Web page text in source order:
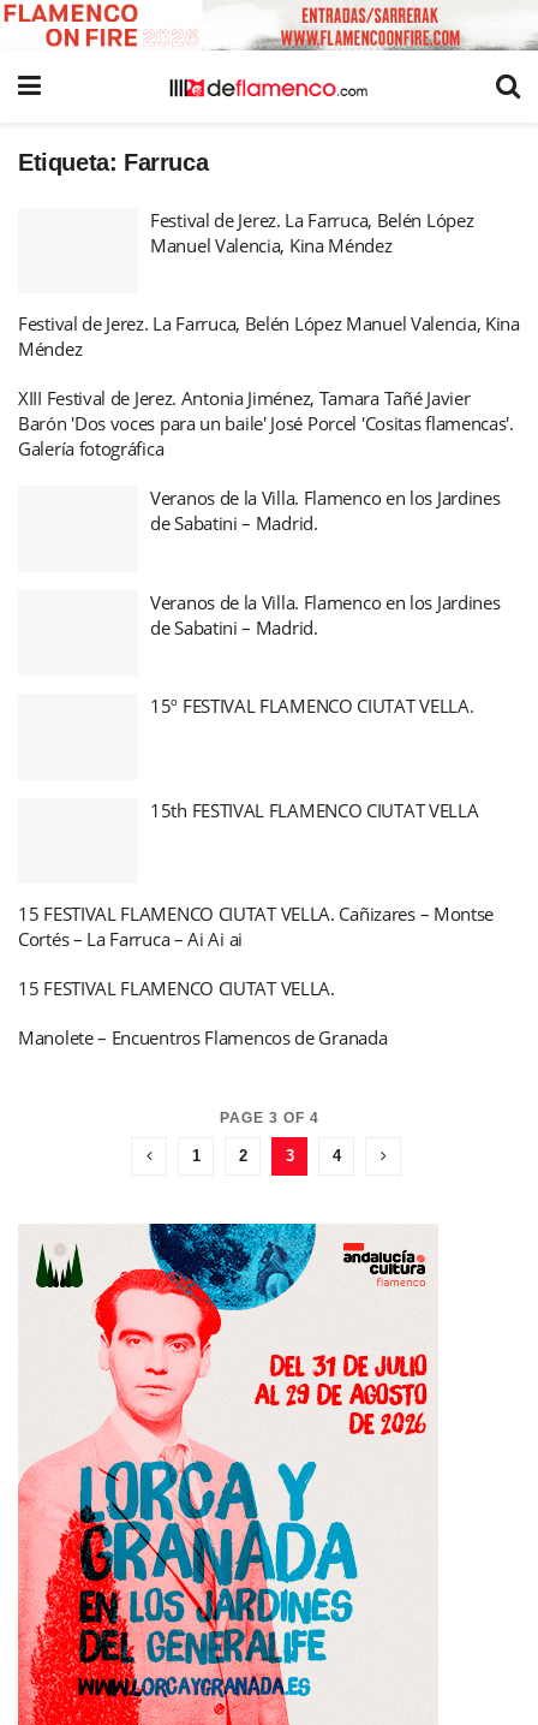
Etiqueta: Farruca
Festival de Jerez. La Farruca, Belén López
Manuel Valencia, Kina Méndez
Festival de Jerez. La Farruca, Belén López Manuel Valencia, Kina
Méndez
XIII Festival de Jerez. Antonia Jiménez, Tamara Tañé Javier
Barón 'Dos voces para un baile' José Porcel 'Cositas flamencas'.
Galería fotográfica
Veranos de la Villa. Flamenco en los Jardines
de Sabatini – Madrid.
Veranos de la Villa. Flamenco en los Jardines
de Sabatini – Madrid.
15º FESTIVAL FLAMENCO CIUTAT VELLA.
15th FESTIVAL FLAMENCO CIUTAT VELLA
15 FESTIVAL FLAMENCO CIUTAT VELLA. Cañizares – Montse
Cortés – La Farruca – Ai Ai ai
15 FESTIVAL FLAMENCO CIUTAT VELLA.
Manolete – Encuentros Flamencos de Granada
PAGE 3 OF 4
1 2 3 4